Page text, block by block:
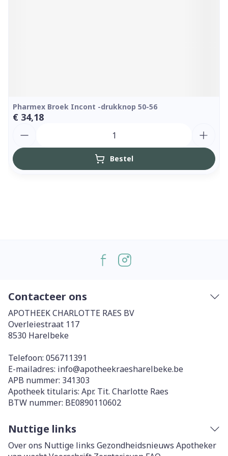
Pharmex Broek Incont -drukknop 50-56
€ 34,18
Bestel
Contacteer ons
APOTHEEK CHARLOTTE RAES BV
Overleiestraat 117
8530 Harelbeke
Telefoon: 056711391
E-mailadres: info@apotheekraesharelbeke.be
APB nummer: 341303
Apotheek titularis: Apr. Tit. Charlotte Raes
BTW nummer: BE0890110602
Nuttige links
Over ons Nuttige links Gezondheidsnieuws Apotheker